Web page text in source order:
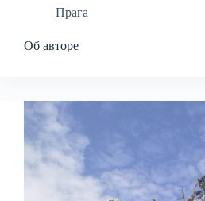
Прага
Об авторе